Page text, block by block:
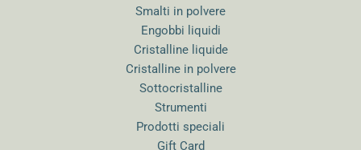
Smalti in polvere
Engobbi liquidi
Cristalline liquide
Cristalline in polvere
Sottocristalline
Strumenti
Prodotti speciali
Gift Card